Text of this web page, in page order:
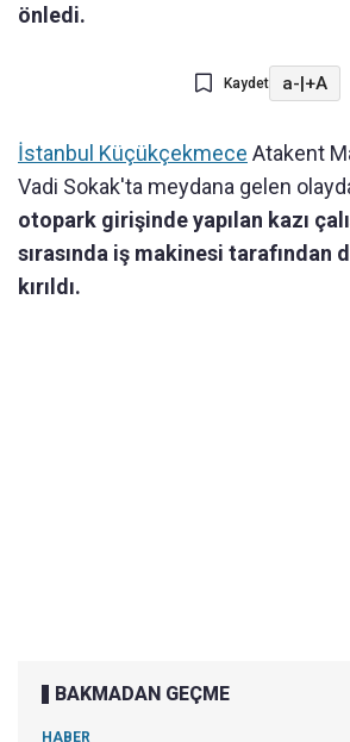
önledi.
Kaydet a-|+A
İstanbul Küçükçekmece Atakent
Vadi Sokak'ta meydana gelen
otopark girişinde yapılan kazı
sırasında iş makinesi tarafından
kırıldı.
BAKMADAN GEÇME
HABER